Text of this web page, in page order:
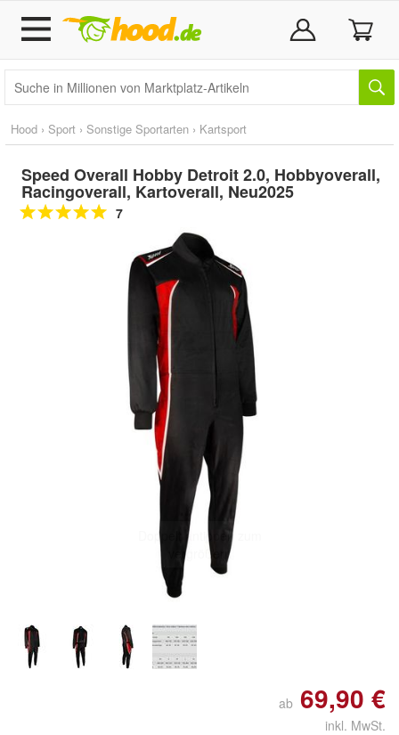
Hood › Sport › Sonstige Sportarten › Kartsport
Speed Overall Hobby Detroit 2.0, Hobbyoverall,
Racingoverall, Kartoverall, Neu2025
7
Doppelt antippen zum
vergrößern
ab 69,90 €
inkl. MwSt.